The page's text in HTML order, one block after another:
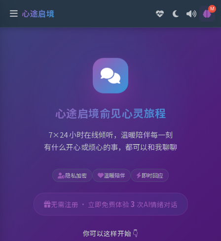
心途启境 - 专业的 AI 心理咨询
心途启境 M
心途启境俞见心灵旅程
7×24 小时在线倾听，温暖陪伴每一刻
有什么开心或烦心的事，都可以和我聊聊
隐私加密 温暖陪伴 即时回应
无需注册 · 立即免费体验 3 次AI情绪对话
你可以这样开始 👇